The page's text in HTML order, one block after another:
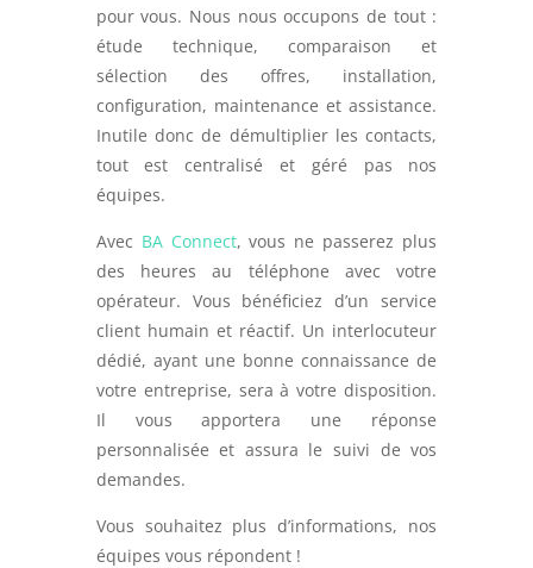
pour vous. Nous nous occupons de tout :
étude technique, comparaison et
sélection des offres, installation,
configuration, maintenance et assistance.
Inutile donc de démultiplier les contacts,
tout est centralisé et géré pas nos
équipes.
Avec BA Connect, vous ne passerez plus
des heures au téléphone avec votre
opérateur. Vous bénéficiez d’un service
client humain et réactif. Un interlocuteur
dédié, ayant une bonne connaissance de
votre entreprise, sera à votre disposition.
Il vous apportera une réponse
personnalisée et assura le suivi de vos
demandes.
Vous souhaitez plus d’informations, nos
équipes vous répondent !